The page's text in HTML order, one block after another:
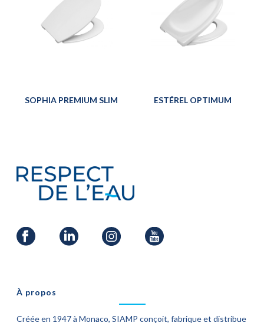
SOPHIA PREMIUM SLIM ESTÉREL OPTIMUM
À propos
Créée en 1947 à Monaco, SIAMP conçoit, fabrique et distribue